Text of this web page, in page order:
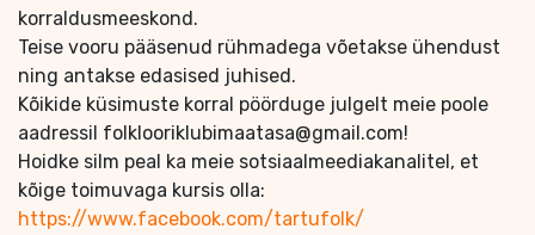
korraldusmeeskond.
Teise vooru pääsenud rühmadega võetakse ühendust
ning antakse edasised juhised.
Kõikide küsimuste korral pöörduge julgelt meie poole
aadressil folklooriklubimaatasa@gmail.com!
Hoidke silm peal ka meie sotsiaalmeediakanalitel, et
kõige toimuvaga kursis olla:
https://www.facebook.com/tartufolk/